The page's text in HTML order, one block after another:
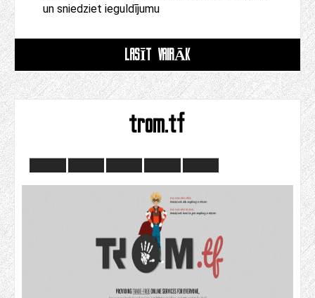
un sniedziet ieguldījumu
LASĪT VAIRĀK
trom.tf